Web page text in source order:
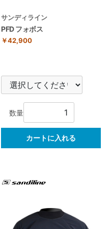
サンディライン
PFD フォボス
￥42,900
数量
カートに入れる